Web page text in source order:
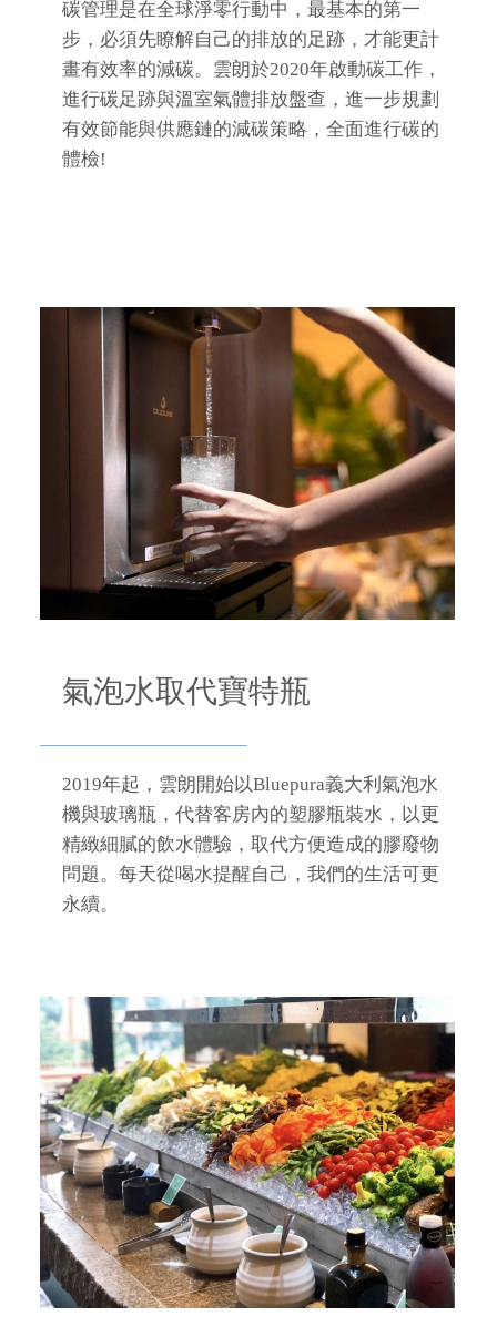
碳管理是在全球淨零行動中，最基本的第一
步，必須先瞭解自己的排放的足跡，才能更計
畫有效率的減碳。雲朗於2020年啟動碳工作，
進行碳足跡與溫室氣體排放盤查，進一步規劃
有效節能與供應鏈的減碳策略，全面進行碳的
體檢!
氣泡水取代寶特瓶
2019年起，雲朗開始以Bluepura義大利氣泡水
機與玻璃瓶，代替客房內的塑膠瓶裝水，以更
精緻細膩的飲水體驗，取代方便造成的膠廢物
問題。每天從喝水提醒自己，我們的生活可更
永續。